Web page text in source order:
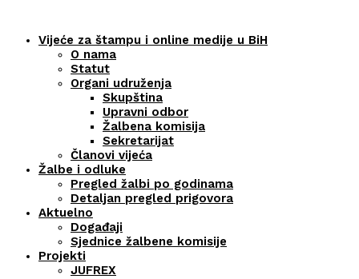
Vijeće za štampu i online medije u BiH
O nama
Statut
Organi udruženja
Skupština
Upravni odbor
Žalbena komisija
Sekretarijat
Članovi vijeća
Žalbe i odluke
Pregled žalbi po godinama
Detaljan pregled prigovora
Aktuelno
Događaji
Sjednice žalbene komisije
Projekti
JUFREX